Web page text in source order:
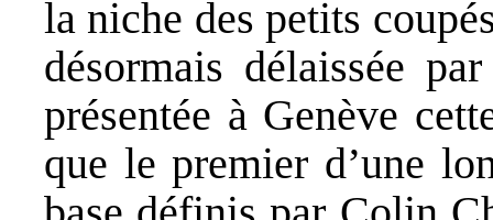
la niche des petits
désormais délaissée
présentée à Genève
que le premier d’une